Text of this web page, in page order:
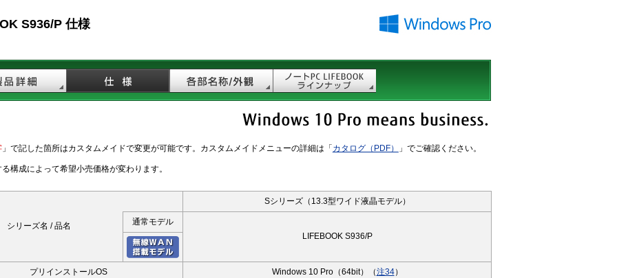
S936/P 仕様
」で記した箇所はカスタムメイドで変更が可能です。カスタムメイドメニューの詳細は「 カタログ（PDF） 」でご確認ください。
構成によって希望小売価格が変わります。
シリーズ名 / 品名
Sシリーズ（13.3型ワイド液晶モデル）
通常モデル
LIFEBOOK S936/P
プリインストールOS Windows 10 Pro（64bit）（注34）